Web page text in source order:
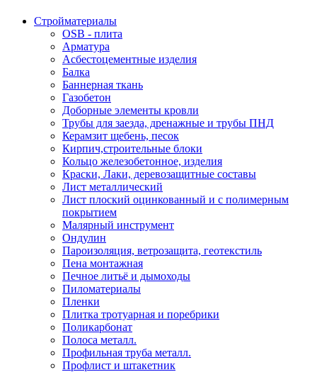
Стройматериалы
OSB - плита
Арматура
Асбестоцементные изделия
Балка
Баннерная ткань
Газобетон
Доборные элементы кровли
Трубы для заезда, дренажные и трубы ПНД
Керамзит щебень, песок
Кирпич,строительные блоки
Кольцо железобетонное, изделия
Краски, Лаки, деревозащитные составы
Лист металлический
Лист плоский оцинкованный и с полимерным
покрытием
Малярный инструмент
Ондулин
Пароизоляция, ветрозащита, геотекстиль
Пена монтажная
Печное литьё и дымоходы
Пиломатериалы
Пленки
Плитка тротуарная и поребрики
Поликарбонат
Полоса металл.
Профильная труба металл.
Профлист и штакетник